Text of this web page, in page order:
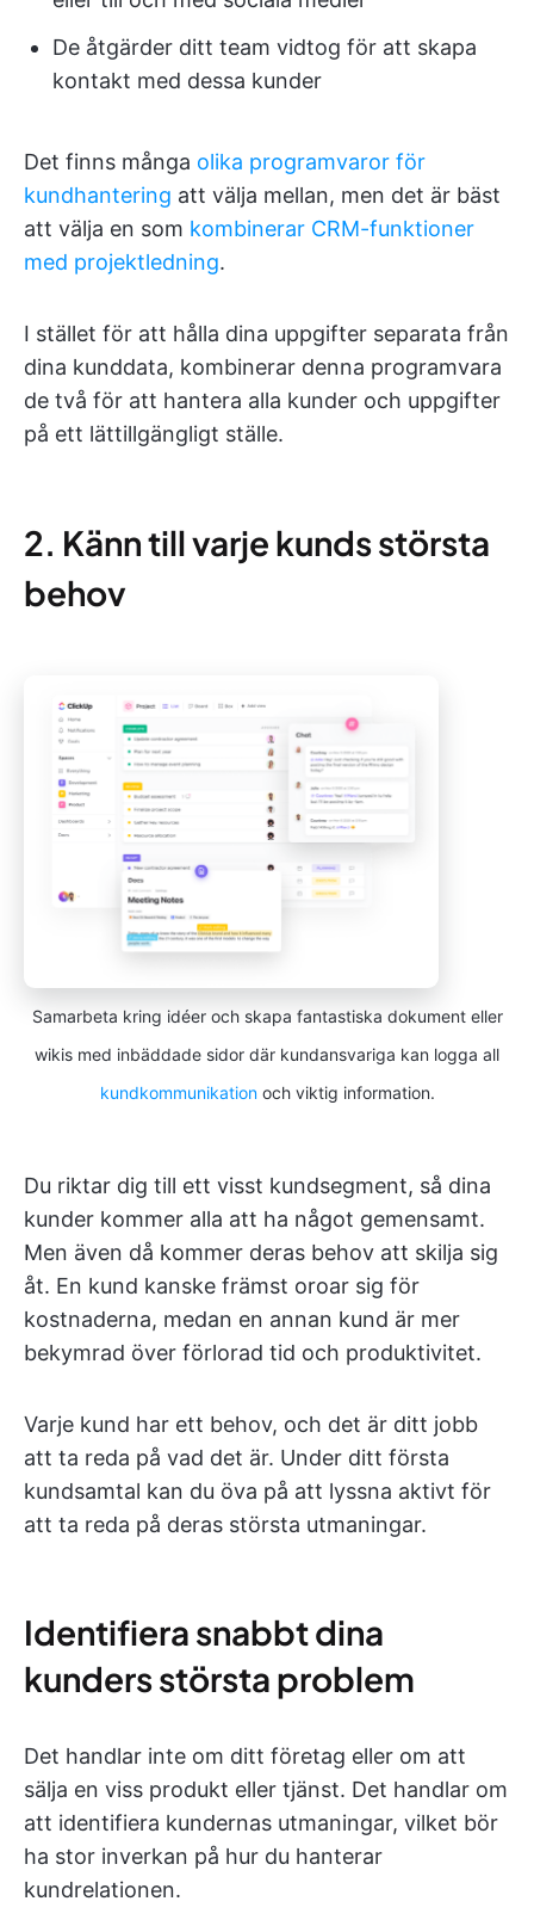
De åtgärder ditt team vidtog för att skapa
kontakt med dessa kunder
Det finns många olika programvaror för
kundhantering att välja mellan, men det är bäst
att välja en som kombinerar CRM-funktioner
med projektledning.
I stället för att hålla dina uppgifter separata från
dina kunddata, kombinerar denna programvara
de två för att hantera alla kunder och uppgifter
på ett lättillgängligt ställe.
2. Känn till varje kunds största
behov
Samarbeta kring idéer och skapa fantastiska dokument eller
wikis med inbäddade sidor där kundansvariga kan logga all
kundkommunikationoch viktig information.
Du riktar dig till ett visst kundsegment, så dina
kunder kommer alla att ha något gemensamt.
Men även då kommer deras behov att skilja sig
åt. En kund kanske främst oroar sig för
kostnaderna, medan en annan kund är mer
bekymrad över förlorad tid och produktivitet.
Varje kund har ett behov, och det är ditt jobb
att ta reda på vad det är. Under ditt första
kundsamtal kan du öva på att lyssna aktivt för
att ta reda på deras största utmaningar.
Identifiera snabbt dina
kunders största problem
Det handlar inte om ditt företag eller om att
sälja en viss produkt eller tjänst. Det handlar om
att identifiera kundernas utmaningar, vilket bör
ha stor inverkan på hur du hanterar
kundrelationen.